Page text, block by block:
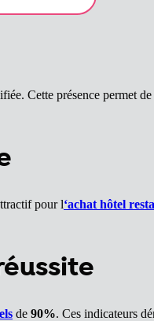
Cette présence permet
pour l‘achat hôtel
de 90%. Ces indicateurs